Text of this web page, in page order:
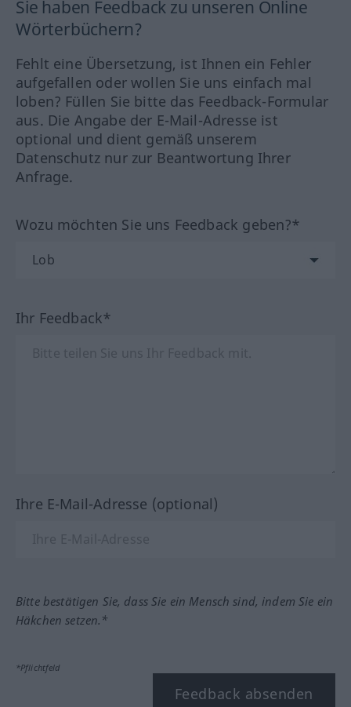
Sie haben Feedback zu unseren Online
Wörterbüchern?
Fehlt eine Übersetzung, ist Ihnen ein Fehler
aufgefallen oder wollen Sie uns einfach mal
loben? Füllen Sie bitte das Feedback-Formular
aus. Die Angabe der E-Mail-Adresse ist
optional und dient gemäß unserem
Datenschutz nur zur Beantwortung Ihrer
Anfrage.
Wozu möchten Sie uns Feedback geben?*
Ihr Feedback*
Ihre E-Mail-Adresse (optional)
Bitte bestätigen Sie, dass Sie ein Mensch sind, indem Sie ein
Häkchen setzen.*
*Pflichtfeld
Feedback absenden